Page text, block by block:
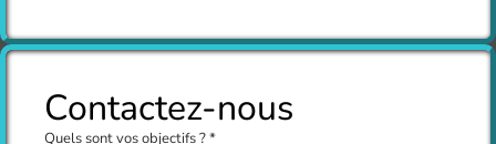
Contactez-nous
Quels sont vos objectifs ?*